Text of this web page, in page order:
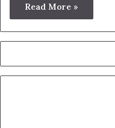
Read More »